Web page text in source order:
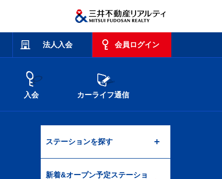
法人入会 会員ログイン
入会 カーライフ通信
ステーションを探す
新着&オープン予定ステーショ